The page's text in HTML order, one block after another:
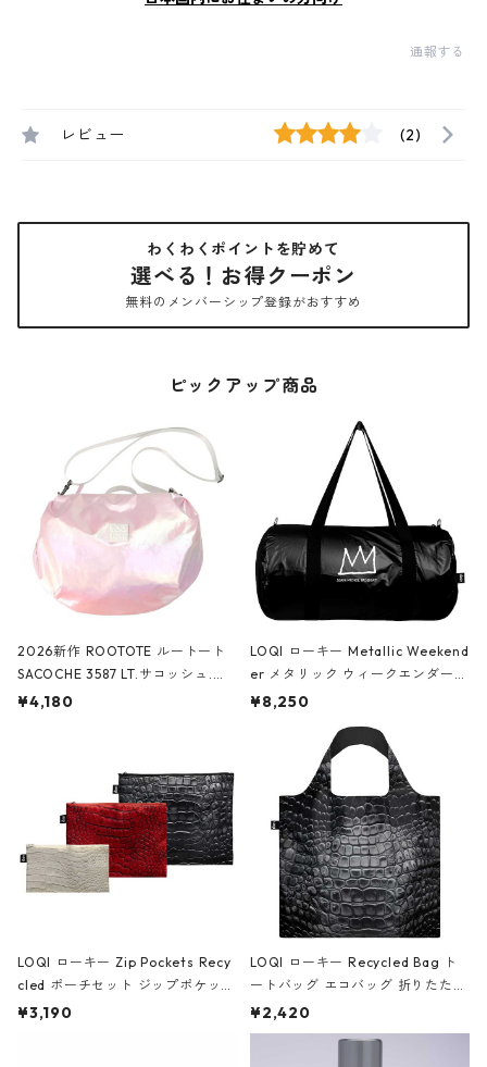
通報する
レビュー (2)
わくわくポイントを貯めて
選べる！お得クーポン
無料のメンバーシップ登録がおすすめ
ピックアップ商品
2026新作 ROOTOTE ルートート
SACOCHE 3587 LT.サコッシュ.ル
ミエ-B ショルダーバッグ グロスピ
¥4,180
LOQI ローキー Metallic Weekend
er メタリック ウィークエンダー
ボストンバッグ ショルダーバッグ
Black ジャン=ミッシェル・バスキ
ア/クラウン ブラック
¥8,250
LOQI ローキー Zip Pockets Recy
cled ポーチセット ジップポケット
ファスナーポーチ 撥水加工 トラベ
¥3,190
LOQI ローキー Recycled Bag ト
ートバッグ エコバッグ 折りたたみ
大きめ 撥水加工 収納ポーチ CRO
CODILE/Black クロコダイル/ブラ
¥2,420